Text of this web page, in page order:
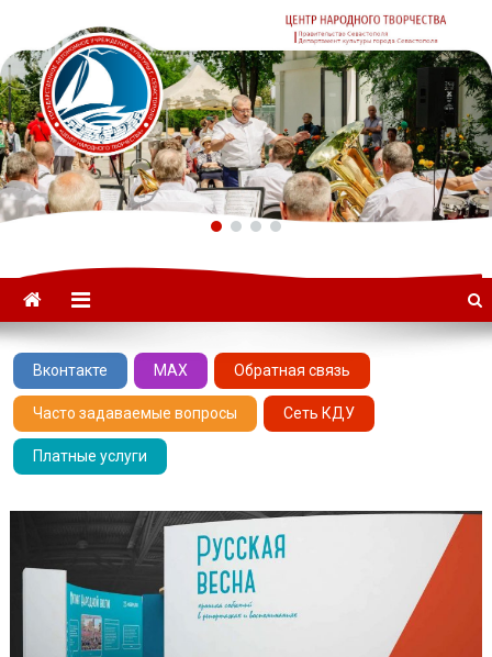
ГАУК «ЦНТ» –
Севастопольский Центр
народного творчества
Вконтакте MAX Обратная связь
Часто задаваемые вопросы Сеть КДУ
Платные услуги